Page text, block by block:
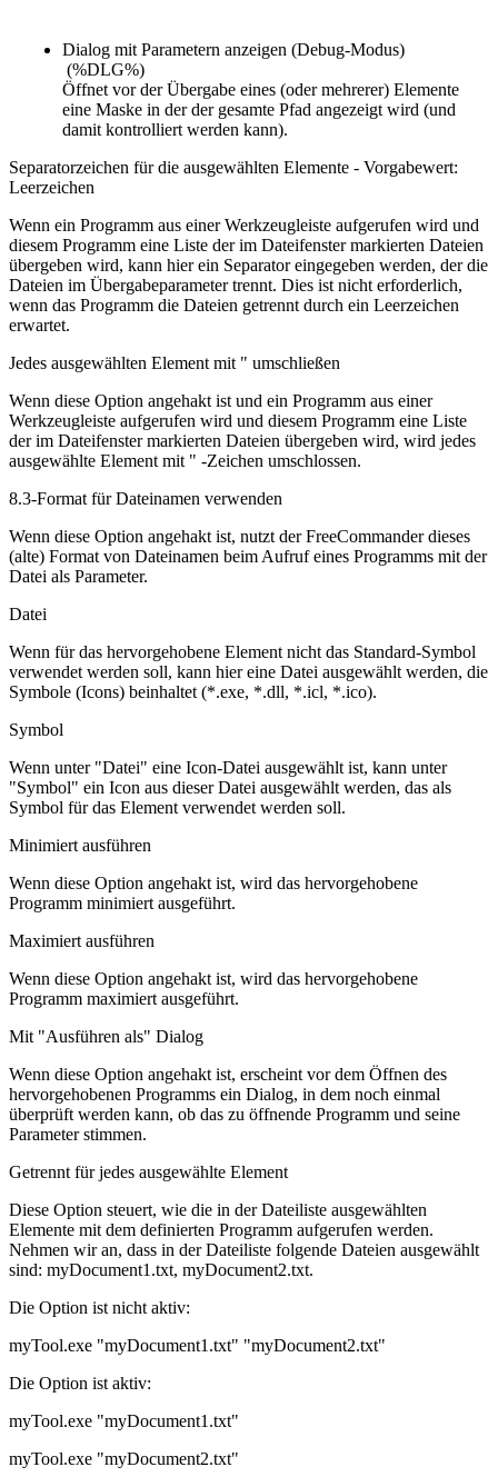
Dialog mit Parametern anzeigen (Debug-Modus)
(%DLG%)
Öffnet vor der Übergabe eines (oder mehrerer) Elemente
eine Maske in der der gesamte Pfad angezeigt wird (und
damit kontrolliert werden kann).
Separatorzeichen für die ausgewählten Elemente - Vorgabewert:
Leerzeichen
Wenn ein Programm aus einer Werkzeugleiste aufgerufen wird und
diesem Programm eine Liste der im Dateifenster markierten Dateien
übergeben wird, kann hier ein Separator eingegeben werden, der die
Dateien im Übergabeparameter trennt. Dies ist nicht erforderlich,
wenn das Programm die Dateien getrennt durch ein Leerzeichen
erwartet.
Jedes ausgewählten Element mit " umschließen
Wenn diese Option angehakt ist und ein Programm aus einer
Werkzeugleiste aufgerufen wird und diesem Programm eine Liste
der im Dateifenster markierten Dateien übergeben wird, wird jedes
ausgewählte Element mit " -Zeichen umschlossen.
8.3-Format für Dateinamen verwenden
Wenn diese Option angehakt ist, nutzt der FreeCommander dieses
(alte) Format von Dateinamen beim Aufruf eines Programms mit der
Datei als Parameter.
Datei
Wenn für das hervorgehobene Element nicht das Standard-Symbol
verwendet werden soll, kann hier eine Datei ausgewählt werden, die
Symbole (Icons) beinhaltet (*.exe, *.dll, *.icl, *.ico).
Symbol
Wenn unter "Datei" eine Icon-Datei ausgewählt ist, kann unter
"Symbol" ein Icon aus dieser Datei ausgewählt werden, das als
Symbol für das Element verwendet werden soll.
Minimiert ausführen
Wenn diese Option angehakt ist, wird das hervorgehobene
Programm minimiert ausgeführt.
Maximiert ausführen
Wenn diese Option angehakt ist, wird das hervorgehobene
Programm maximiert ausgeführt.
Mit "Ausführen als" Dialog
Wenn diese Option angehakt ist, erscheint vor dem Öffnen des
hervorgehobenen Programms ein Dialog, in dem noch einmal
überprüft werden kann, ob das zu öffnende Programm und seine
Parameter stimmen.
Getrennt für jedes ausgewählte Element
Diese Option steuert, wie die in der Dateiliste ausgewählten
Elemente mit dem definierten Programm aufgerufen werden.
Nehmen wir an, dass in der Dateiliste folgende Dateien ausgewählt
sind: myDocument1.txt, myDocument2.txt.
Die Option ist nicht aktiv:
myTool.exe "myDocument1.txt" "myDocument2.txt"
Die Option ist aktiv:
myTool.exe "myDocument1.txt"
myTool.exe "myDocument2.txt"